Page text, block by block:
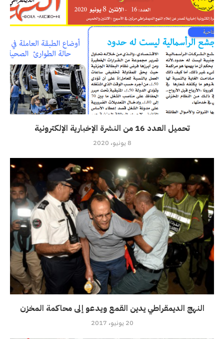
تحميل العدد 16 من النشرة الإخبارية الإلكترونية
8 يونيو، 2020
النهج الديمقراطي يدين القمع ويدعو إلى محاكمة المخزن
20 يونيو، 2017